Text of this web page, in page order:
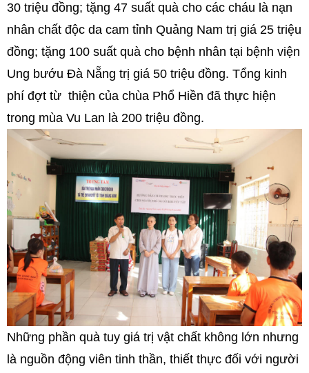
30 triệu đồng; tặng 47 suất quà cho các cháu là nạn
nhân chất độc da cam tỉnh Quảng Nam trị giá 25 triệu
đồng; tặng 100 suất quà cho bệnh nhân tại bệnh viện
Ung bướu Đà Nẵng trị giá 50 triệu đồng. Tổng kinh
phí đợt từ thiện của chùa Phổ Hiền đã thực hiện
trong mùa Vu Lan là 200 triệu đồng.
Những phần quà tuy giá trị vật chất không lớn nhưng
là nguồn động viên tinh thần, thiết thực đối với người